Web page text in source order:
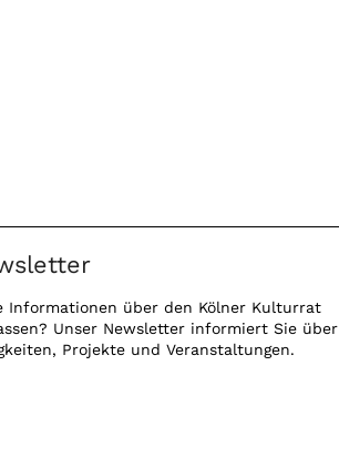
Informationen über den Kölner Kulturrat
Unser Newsletter informiert Sie über
Projekte und Veranstaltungen.